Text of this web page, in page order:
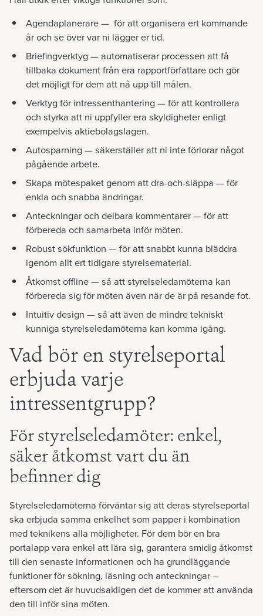
Agendaplanerare— för att organisera ert kommande
år och se över var ni lägger er tid.
Briefingverktyg— automatiserar processen att få
tillbaka dokument från era rapportförfattare och gör
det möjligt för dem att nå upp till målen.
Verktyg för intressenthantering— för att kontrollera
och styrka att ni uppfyller era skyldigheter enligt
exempelvis aktiebolagslagen.
Autosparning— säkerställer att ni inte förlorar något
pågående arbete.
Skapa mötespaket genom att dra-och-släppa — för
enkla och snabba ändringar.
Anteckningar och delbara kommentarer— för att
förbereda och samarbeta inför möten.
Robust sökfunktion — för att snabbt kunna bläddra
igenom allt ert tidigare styrelsematerial.
Åtkomst offline— så att styrelseledamöterna kan
förbereda sig för möten även när de är på resande fot.
Intuitiv design — så att även de mindre tekniskt
kunniga styrelseledamöterna kan komma igång.
Vad bör en styrelseportal
erbjuda varje
intressentgrupp?
För styrelseledamöter: enkel,
säker åtkomst vart du än
befinner dig
Styrelseledamöterna förväntar sig att deras styrelseportal
ska erbjuda samma enkelhet som papper i kombination
med teknikens alla möjligheter. För dem bör en bra
portalapp vara enkel att lära sig, garantera smidig åtkomst
till den senaste informationen och ha grundläggande
funktioner för sökning, läsning och anteckningar –
eftersom det är huvudsakligen det de kommer att använda
den till inför sina möten.